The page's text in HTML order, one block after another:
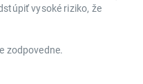
vysoké riziko, že
zodpovedne.